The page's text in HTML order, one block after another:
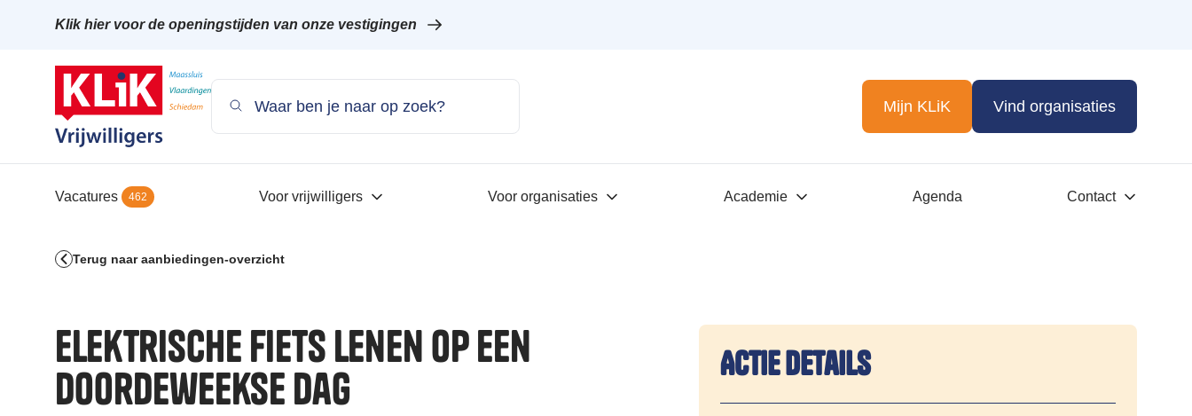
Klik hier voor de openingstijden van onze vestigingen
Mijn KLiK Vind organisaties
Vacatures 462 Voor vrijwilligers Voor organisaties Academie Agenda Contact
Terug naar aanbiedingen-overzicht
Elektrische fiets lenen op een
doordeweekse dag
Actie details